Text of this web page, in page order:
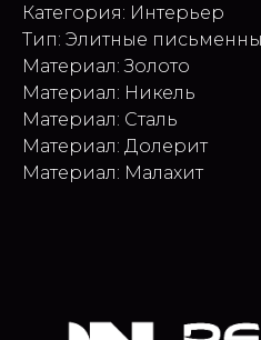
Категория: Интерьер
Тип: Элитные
Материал: Золото
Материал: Никель
Материал: Сталь
Материал: Долерит
Материал: Малахит